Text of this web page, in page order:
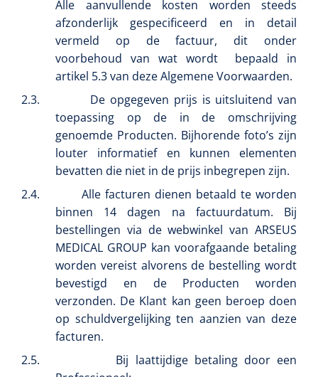
Alle aanvullende kosten worden steeds
afzonderlijk gespecificeerd en in detail
vermeld op de factuur, dit onder
voorbehoud van wat wordt
bepaald in
artikel 5.3 van deze Algemene Voorwaarden.
2.3.
De opgegeven prijs is uitsluitend van
toepassing op de in de omschrijving
genoemde Producten. Bijhorende foto’s zijn
louter informatief en kunnen elementen
bevatten die niet in de prijs inbegrepen zijn.
2.4.
Alle facturen dienen betaald te worden
binnen 14 dagen na factuurdatum. Bij
bestellingen via de webwinkel van ARSEUS
MEDICAL GROUP kan voorafgaande betaling
worden vereist alvorens de bestelling wordt
bevestigd en de Producten worden
verzonden. De Klant kan geen beroep doen
op schuldvergelijking ten aanzien van deze
facturen.
2.5.
Bij laattijdige betaling door een